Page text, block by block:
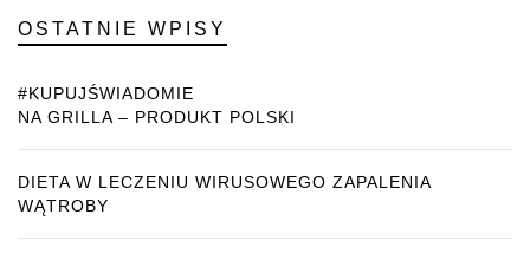
OSTATNIE WPISY
#KUPUJŚWIADOMIE
NA GRILLA – PRODUKT POLSKI
DIETA W LECZENIU WIRUSOWEGO ZAPALENIA
WĄTROBY